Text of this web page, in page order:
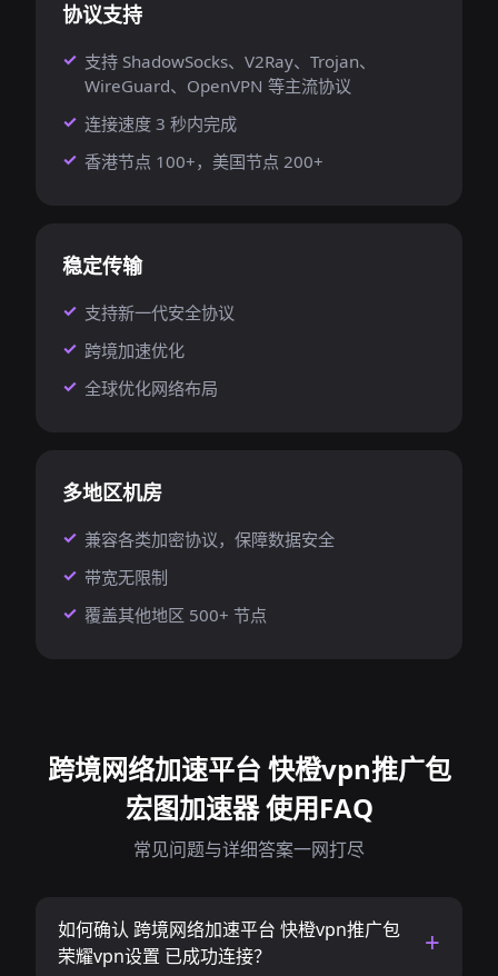
协议支持
支持 ShadowSocks、V2Ray、Trojan、
WireGuard、OpenVPN 等主流协议
连接速度 3 秒内完成
香港节点 100+，美国节点 200+
稳定传输
支持新一代安全协议
跨境加速优化
全球优化网络布局
多地区机房
兼容各类加密协议，保障数据安全
带宽无限制
覆盖其他地区 500+ 节点
跨境网络加速平台 快橙vpn推广包
宏图加速器 使用FAQ
常见问题与详细答案一网打尽
如何确认 跨境网络加速平台 快橙vpn推广包
荣耀vpn设置 已成功连接？